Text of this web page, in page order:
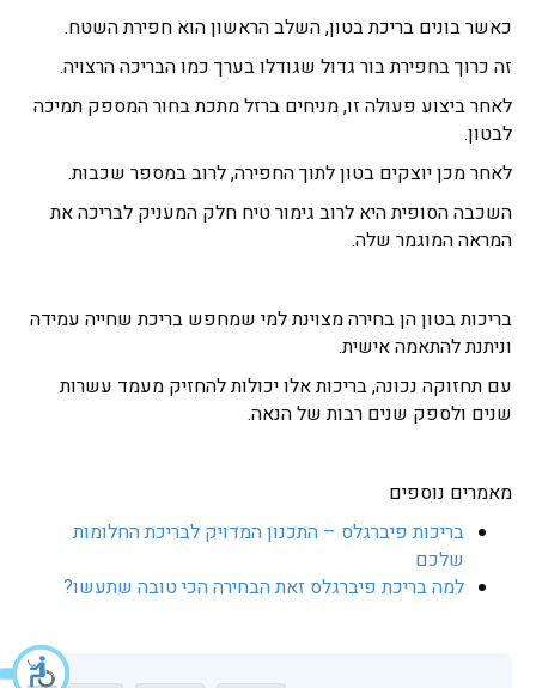
כאשר בונים בריכת בטון, השלב הראשון הוא חפירת השטח.
זה כרוך בחפירת בור גדול שגודלו בערך כמו הבריכה הרצויה.
לאחר ביצוע פעולה זו, מניחים ברזל מתכת בחור המספק תמיכה
לבטון.
לאחר מכן יוצקים בטון לתוך החפירה, לרוב במספר שכבות.
השכבה הסופית היא לרוב גימור טיח חלק המעניק לבריכה את
המראה המוגמר שלה.
בריכות בטון הן בחירה מצוינת למי שמחפש בריכת שחייה עמידה
וניתנת להתאמה אישית.
עם תחזוקה נכונה, בריכות אלו יכולות להחזיק מעמד עשרות
שנים ולספק שנים רבות של הנאה.
מאמרים נוספים
בריכות פיברגלס – התכנון המדויק לבריכת החלומות
שלכם
למה בריכת פיברגלס זאת הבחירה הכי טובה שתעשו?